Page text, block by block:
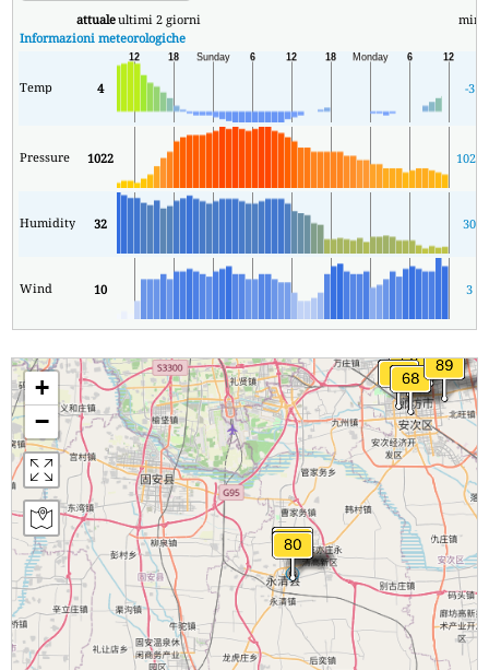
attualeultimi 2 giorni min
Informazioni meteorologiche
Temp 4 -3
Pressure 1022 1020
Humidity 32 30
Wind 10 3
+
−